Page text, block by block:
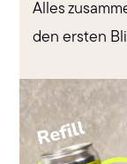
Alles
den ersten